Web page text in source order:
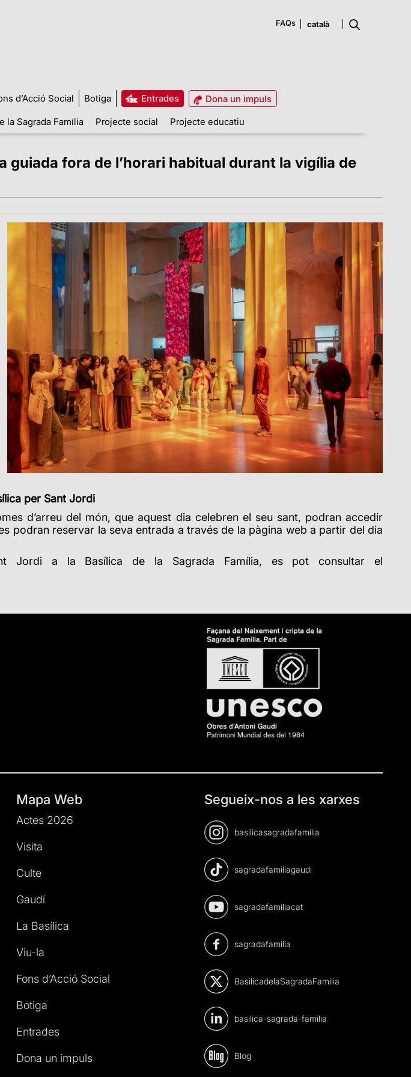
FAQs
d’Acció Social Botiga Entrades
Dona un impuls
la Sagrada Família Projecte social Projecte educatiu
guiada fora de l’horari habitual durant la vigília de
per Sant Jordi
d’arreu del món, que aquest dia celebren el seu sant, podran accedir
podran reservar la seva entrada a través de la pàgina web a partir del dia
Jordi a la Basílica de la Sagrada Família,
es pot consultar el
Mapa Web
Actes 2026
Visita
Culte
Gaudí
La Basílica
Viu-la
Fons d’Acció Social
Botiga
Entrades
Dona un impuls
Segueix-nos a les xarxes
basilicasagradafamilia
sagradafamiliagaudi
sagradafamiliacat
sagradafamilia
BasilicadelaSagradaFamilia
basilica-sagrada-familia
Blog